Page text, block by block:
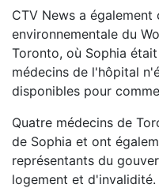
CTV News a
environnementale du
Toronto, où Sophia
médecins de l'hôpital
disponibles pour
Quatre médecins de
de Sophia et ont
représentants du
logement et